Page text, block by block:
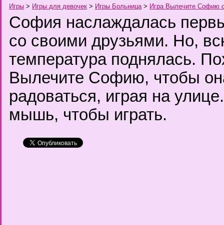
Игры > Игры для девочек > Игры Больница> Игра Вылечите Софию
София наслаждалась
со своими друзьями. Но,
температура поднялась.
Вылечите Софию, чтобы
радоваться, играя на
мышь, чтобы играть.